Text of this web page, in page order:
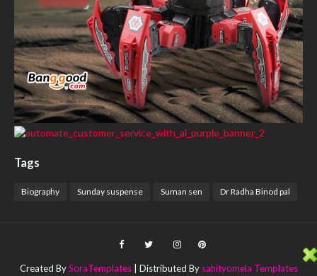
Tags
Biography Sunday suspense Suman sen Dr Radha Binod pal
Created BySoraTemplates| Distributed By sahityomela Templates